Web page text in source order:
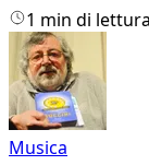
1 min di lettura
Musica